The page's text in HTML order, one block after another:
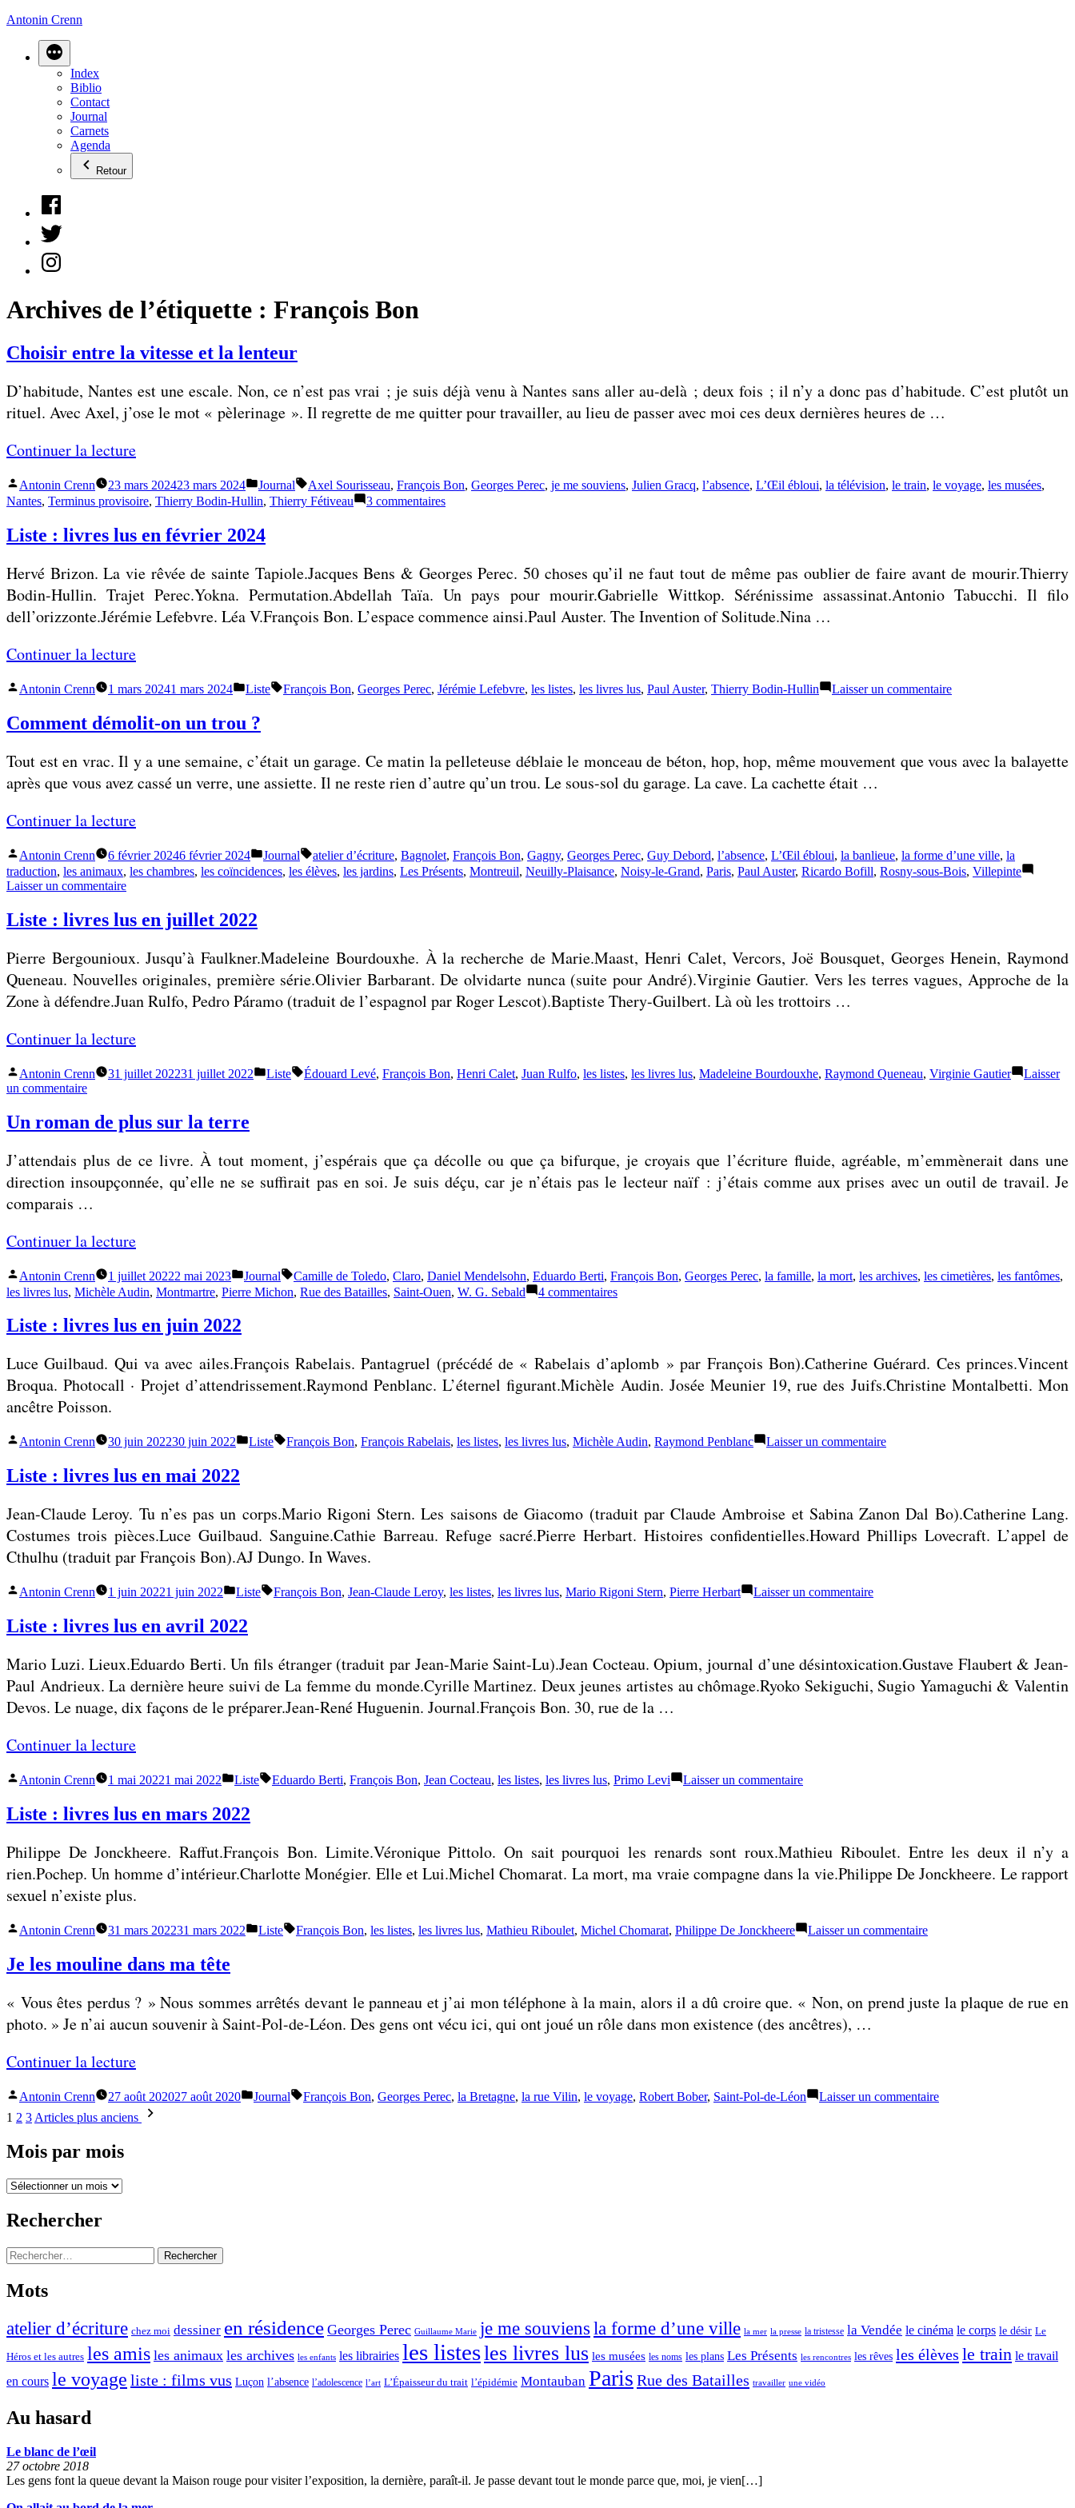
Aller
Antonin Crenn
Index
Biblio
Contact
Journal
Carnets
Agenda
Retour
Facebook
Twitter
Instagram
Archives de l’étiquette : François Bon
Choisir entre la vitesse et la lenteur
D’habitude, Nantes est une escale. Non, ce n’est pas vrai ; je suis déjà venu à Nantes sans aller au-delà ; deux fois ; il n’y a donc pas d’habitude. C’est plutôt un
rituel. Avec Axel, j’ose le mot « pèlerinage ». Il regrette de me quitter pour travailler, au lieu de passer avec moi ces deux dernières heures de …
Continuer la lecture«
C
h
o
s
i
r
n
t
e
a
v
e
s
e
t
l
a
e
n
e
r
Publié
par
Antonin Crenn 23 mars 202423 mars 2024
Publié
dans
Journal Étiquettes :
Axel Sourisseau, François Bon, Georges Perec, je me souviens, Julien Gracq, l’absence, L’Œil ébloui, la télévision, le train, le voyage, les musées,
Nantes, Terminus provisoire, Thierry Bodin-Hullin, Thierry Fétiveau 3 commentairessur
et
la
lenteur
Liste : livres lus en février 2024
Hervé Brizon. La vie rêvée de sainte Tapiole.Jacques Bens & Georges Perec. 50 choses qu’il ne faut tout de même pas oublier de faire avant de mourir.Thierry
Bodin-Hullin. Trajet Perec.Yokna. Permutation.Abdellah Taïa. Un pays pour mourir.Gabrielle Wittkop. Sérénissime assassinat.Antonio Tabucchi. Il filo
dell’orizzonte.Jérémie Lefebvre. Léa V.François Bon. L’espace commence ainsi.Paul Auster. The Invention of Solitude.Nina …
Continuer la lecture«
L
i
s
t
e
l
i
v
e
s
u
s
n
é
r
e
r
4
»
Publié
Antonin Crenn 1 mars 20241 mars 2024
Publié
Liste Étiquettes :
François Bon, Georges Perec, Jérémie Lefebvre, les listes, les livres lus, Paul Auster, Thierry Bodin-Hullin Laisser un commentairesur
en
Comment démolit-on un trou ?
Tout est en vrac. Il y a une semaine, c’était un garage. Ce matin la pelleteuse déblaie le monceau de béton, hop, hop, même mouvement que vous avec la balayette
après que vous avez cassé un verre, une assiette. Il ne reste rien d’autre qu’un trou. Le sous-sol du garage. La cave. La cachette était …
Continuer la lecture«
C
o
m
n
t
d
o
i
-
o
n
t
r
u
?
Publié
par
Antonin Crenn 6 février 20246 février 2024
Publié
dans
Journal Étiquettes :
atelier d’écriture, Bagnolet, François Bon, Gagny, Georges Perec, Guy Debord, l’absence, L’Œil ébloui, la banlieue, la forme d’une ville, la
traduction, les animaux, les chambres, les coïncidences, les élèves, les jardins, Les Présents, Montreuil, Neuilly-Plaisance, Noisy-le-Grand, Paris, Paul Auster, Ricardo Bofill, Rosny-sous-Bois, Villepinte
Laisser un commentairesur
on
trou ?
Liste : livres lus en juillet 2022
Pierre Bergounioux. Jusqu’à Faulkner.Madeleine Bourdouxhe. À la recherche de Marie.Maast, Henri Calet, Vercors, Joë Bousquet, Georges Henein, Raymond
Queneau. Nouvelles originales, première série.Olivier Barbarant. De olvidarte nunca (suite pour André).Virginie Gautier. Vers les terres vagues, Approche de la
Zone à défendre.Juan Rulfo, Pedro Páramo (traduit de l’espagnol par Roger Lescot).Baptiste Thery-Guilbert. Là où les trottoirs …
Continuer la lecture«
L
s
e
:
v
r
e
s
l
u
s
j
u
i
l
l
e
2
0
2
2
»
Publié
par
Antonin Crenn 31 juillet 202231 juillet 2022
Publié
Liste Étiquettes :
Édouard Levé, François Bon, Henri Calet, Juan Rulfo, les listes, les livres lus, Madeleine Bourdouxhe, Raymond Queneau, Virginie Gautier
Laisser
un commentairesur
livres
en
juillet
2022
Un roman de plus sur la terre
J’attendais plus de ce livre. À tout moment, j’espérais que ça décolle ou que ça bifurque, je croyais que l’écriture fluide, agréable, m’emmènerait dans une
direction insoupçonnée, qu’elle ne se suffirait pas en soi. Je suis déçu, car je n’étais pas le lecteur naïf : j’étais comme aux prises avec un outil de travail. Je
comparais …
Continuer la lecture«
U
n
r
m
a
d
p
u
s
s
u
l
t
e
r
e
Publié
par
Antonin Crenn 1 juillet 20222 mai 2023
Publié
dans
Journal Étiquettes :
Camille de Toledo, Claro, Daniel Mendelsohn, Eduardo Berti, François Bon, Georges Perec, la famille, la mort, les archives, les cimetières, les fantômes,
les livres lus, Michèle Audin, Montmartre, Pierre Michon, Rue des Batailles, Saint-Ouen, W. G. Sebald 4 commentairessur
sur
la
terre
Liste : livres lus en juin 2022
Luce Guilbaud. Qui va avec ailes.François Rabelais. Pantagruel (précédé de « Rabelais d’aplomb » par François Bon).Catherine Guérard. Ces princes.Vincent
Broqua. Photocall · Projet d’attendrissement.Raymond Penblanc. L’éternel figurant.Michèle Audin. Josée Meunier 19, rue des Juifs.Christine Montalbetti. Mon
ancêtre Poisson.
Publié
Antonin Crenn 30 juin 202230 juin 2022
Publié
Liste Étiquettes :
François Bon, François Rabelais, les listes, les livres lus, Michèle Audin, Raymond Penblanc Laisser un commentairesur
en
2022
Liste : livres lus en mai 2022
Jean-Claude Leroy. Tu n’es pas un corps.Mario Rigoni Stern. Les saisons de Giacomo (traduit par Claude Ambroise et Sabina Zanon Dal Bo).Catherine Lang.
Costumes trois pièces.Luce Guilbaud. Sanguine.Cathie Barreau. Refuge sacré.Pierre Herbart. Histoires confidentielles.Howard Phillips Lovecraft. L’appel de
Cthulhu (traduit par François Bon).AJ Dungo. In Waves.
Publié
Antonin Crenn 1 juin 20221 juin 2022
Publié
Liste Étiquettes :
François Bon, Jean-Claude Leroy, les listes, les livres lus, Mario Rigoni Stern, Pierre Herbart Laisser un commentairesur
en
2022
Liste : livres lus en avril 2022
Mario Luzi. Lieux.Eduardo Berti. Un fils étranger (traduit par Jean-Marie Saint-Lu).Jean Cocteau. Opium, journal d’une désintoxication.Gustave Flaubert & Jean-
Paul Andrieux. La dernière heure suivi de La femme du monde.Cyrille Martinez. Deux jeunes artistes au chômage.Ryoko Sekiguchi, Sugio Yamaguchi & Valentin
Devos. Le nuage, dix façons de le préparer.Jean-René Huguenin. Journal.François Bon. 30, rue de la …
Continuer la lecture«
L
i
s
t
e
:
i
v
e
s
u
s
e
2
2
»
Publié
Antonin Crenn 1 mai 20221 mai 2022
Publié
Liste Étiquettes :
Eduardo Berti, François Bon, Jean Cocteau, les listes, les livres lus, Primo Levi Laisser un commentairesur
en
2022
Liste : livres lus en mars 2022
Philippe De Jonckheere. Raffut.François Bon. Limite.Véronique Pittolo. On sait pourquoi les renards sont roux.Mathieu Riboulet. Entre les deux il n’y a
rien.Pochep. Un homme d’intérieur.Charlotte Monégier. Elle et Lui.Michel Chomarat. La mort, ma vraie compagne dans la vie.Philippe De Jonckheere. Le rapport
sexuel n’existe plus.
Publié
Antonin Crenn 31 mars 202231 mars 2022
Publié
Liste Étiquettes :
François Bon, les listes, les livres lus, Mathieu Riboulet, Michel Chomarat, Philippe De Jonckheere Laisser un commentairesur
en
Je les mouline dans ma tête
« Vous êtes perdus ? » Nous sommes arrêtés devant le panneau et j’ai mon téléphone à la main, alors il a dû croire que. « Non, on prend juste la plaque de rue en
photo. » Je n’ai aucun souvenir à Saint-Pol-de-Léon. Des gens ont vécu ici, qui ont joué un rôle dans mon existence (des ancêtres), …
Continuer la lecture«
J
e
u
e
d
a
Publié
Antonin Crenn 27 août 202027 août 2020
Publié
Journal Étiquettes :
François Bon, Georges Perec, la Bretagne, la rue Vilin, le voyage, Robert Bober, Saint-Pol-de-Léon Laisser un commentairesur
Pagination
publications
1 2 3 Articles plus anciens
Mois par mois
Mois
mois
Rechercher
Rechercher :
Mots
atelier d’écriture chez moi dessiner en résidence Georges Perec Guillaume Marie je me souviens la forme d’une ville la mer la presse la tristesse la Vendée le cinéma le corps le désir Le
Héros et les autres les amis les animaux les archives les enfants les librairies les listesles livres lus les musées les noms les plans Les Présents les rencontres les rêves les élèves le train le travail
en cours le voyage liste : films vus Luçon l’absence l’adolescence l’art L’Épaisseur du trait l’épidémie Montauban Paris Rue des Batailles travailler une vidéo
Au hasard
Le blanc de l’œil
27 octobre 2018
Les gens font la queue devant la Maison rouge pour visiter l’exposition, la dernière, paraît-il. Je passe devant tout le monde parce que, moi, je vien[…]